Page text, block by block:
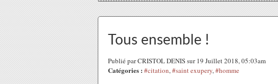
Tous ensemble !
Publié par CRISTOL DENIS sur 19 Juillet 2018, 05:03am
Catégories : #citation,#saint exupery,#homme